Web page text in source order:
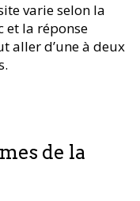
varie selon la
et la réponse
aller d’une à deux
de la